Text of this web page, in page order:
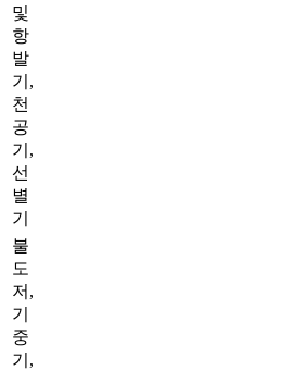
및
항
발
기,
천
공
기,
선
별
기
불
도
저,
기
중
기,